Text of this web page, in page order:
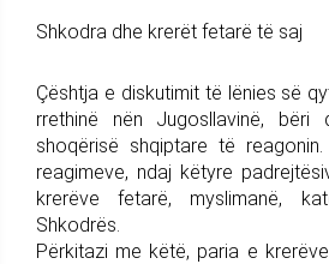
Shkodra dhe krerët fetarë të saj
Çështja e diskutimit të lënies së
rrethinë nën Jugosllavinë,
shoqërisë shqiptare të
reagimeve, ndaj këtyre
krerëve fetarë, myslimanë,
Shkodrës.
Përkitazi me këtë, paria e